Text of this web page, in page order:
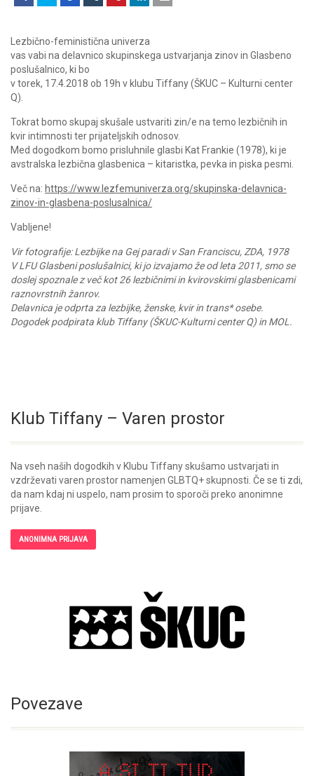
Lezbično-feministična univerza
vas vabi na delavnico skupinskega ustvarjanja zinov in Glasbeno
poslušalnico, ki bo
v torek, 17.4.2018 ob 19h v klubu Tiffany (ŠKUC – Kulturni center
Q).
Tokrat bomo skupaj skušale ustvariti zin/e na temo lezbičnih in
kvir intimnosti ter prijateljskih odnosov.
Med dogodkom bomo prisluhnile glasbi Kat Frankie (1978), ki je
avstralska lezbična glasbenica – kitaristka, pevka in piska pesmi.
Več na: https://www.lezfemuniverza.org/skupinska-delavnica-
zinov-in-glasbena-poslusalnica/
Vabljene!
Vir fotografije: Lezbijke na Gej paradi v San Franciscu, ZDA, 1978
V LFU Glasbeni poslušalnici, ki jo izvajamo že od leta 2011, smo se
doslej spoznale z več kot 26 lezbičnimi in kvirovskimi glasbenicami
raznovrstnih žanrov.
Delavnica je odprta za lezbijke, ženske, kvir in trans* osebe.
Dogodek podpirata klub Tiffany (ŠKUC-Kulturni center Q) in MOL.
Klub Tiffany – Varen prostor
Na vseh naših dogodkih v Klubu Tiffany skušamo ustvarjati in
vzdrževati varen prostor namenjen GLBTQ+ skupnosti. Če se ti zdi,
da nam kdaj ni uspelo, nam prosim to sporoči preko anonimne
prijave.
ANONIMNA PRIJAVA
Povezave